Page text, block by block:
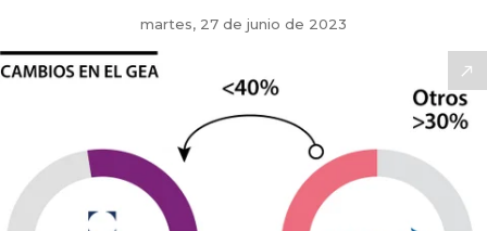
martes, 27 de junio de 2023